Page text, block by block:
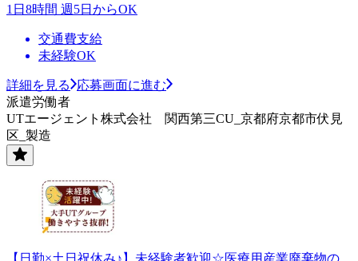
1日8時間 週5日からOK
交通費支給
未経験OK
詳細を見る
応募画面に進む
派遣労働者
UTエージェント株式会社 関西第三CU_京都府京都市伏見
区_製造
【日勤×土日祝休み♪】未経験者歓迎☆医療用産業廃棄物の